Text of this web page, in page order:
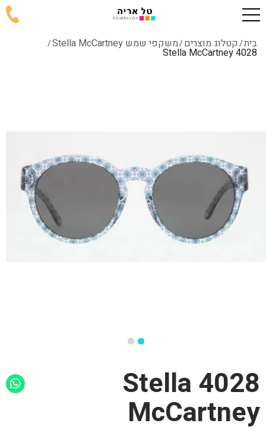
בית/קטלוג מוצרים/משקפי שמש Stella McCartney /
4028 Stella McCartney
4028 Stella
McCartney